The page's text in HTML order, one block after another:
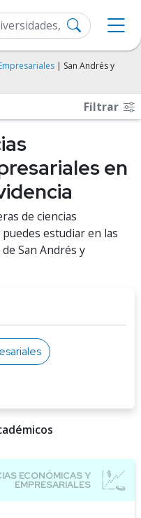
| San Andrés y
Filtrar
en
de ciencias
estudiar en las
San Andrés y